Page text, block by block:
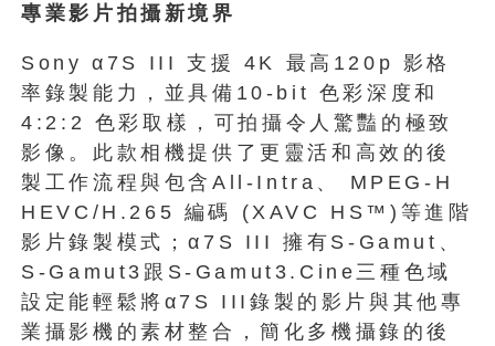
專業影片拍攝新境界
Sony α7S III 支援 4K 最高120p 影格
率錄製能力，並具備10-bit 色彩深度和
4:2:2 色彩取樣，可拍攝令人驚豔的極致
影像。此款相機提供了更靈活和高效的後
製工作流程與包含All-Intra、 MPEG-H
HEVC/H.265 編碼 (XAVC HS™)等進階
影片錄製模式；α7S III 擁有S-Gamut、
S-Gamut3跟S-Gamut3.Cine三種色域
設定能輕鬆將α7S III錄製的影片與其他專
業攝影機的素材整合，簡化多機攝錄的後